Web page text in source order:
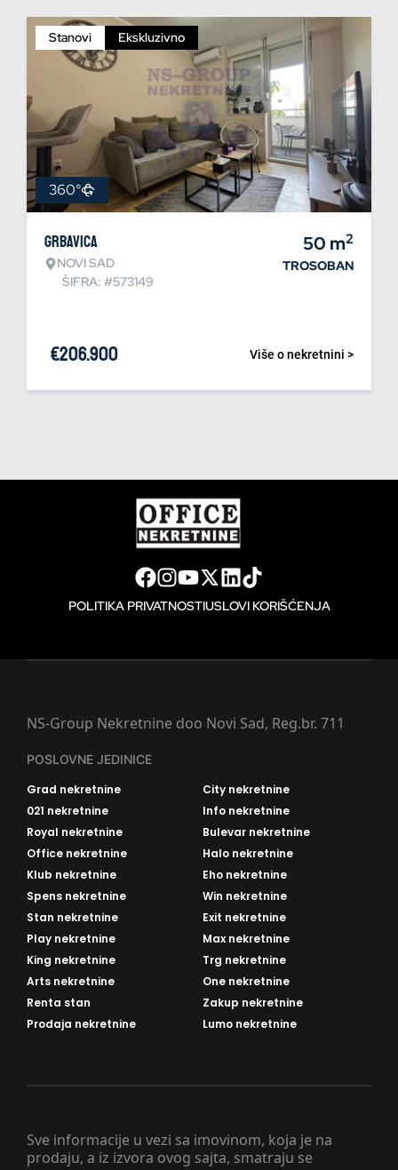
Stanovi Ekskluzivno
360°
Grbavica
NOVI SAD
ŠIFRA: #573149
50 m2
TROSOBAN
Više o nekretnini >
€206.900
POLITIKA PRIVATNOSTIUSLOVI KORIŠĆENJA
Sve informacije u vezi sa imovinom, koja je na
prodaju, a iz izvora ovog sajta, smatraju se
NS-Group Nekretnine doo Novi Sad, Reg.br. 711
POSLOVNE JEDINICE
Grad nekretnine
City nekretnine
021 nekretnine
Info nekretnine
Royal nekretnine
Bulevar nekretnine
Office nekretnine
Halo nekretnine
Klub nekretnine
Eho nekretnine
Spens nekretnine
Win nekretnine
Stan nekretnine
Exit nekretnine
Play nekretnine
Max nekretnine
King nekretnine
Trg nekretnine
Arts nekretnine
One nekretnine
Renta stan
Zakup nekretnine
Prodaja nekretnine
Lumo nekretnine